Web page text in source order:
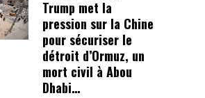
Trump met la
pression sur la Chine
pour sécuriser le
détroit d’Ormuz, un
mort civil à Abou
Dhabi…